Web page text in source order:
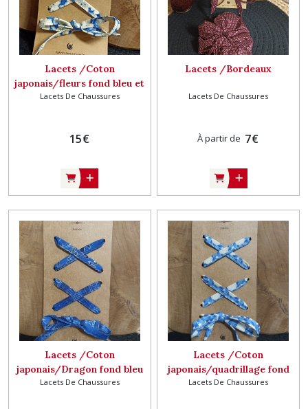
Lacets /Coton
japonais/fleurs fond bleu et
argent
Lacets De Chaussures
15€
Lacets /Bordeaux
Lacets De Chaussures
À partir de 7€
Lacets /Coton
japonais/Dragon fond bleu
et argent
Lacets De Chaussures
Lacets /Coton
japonais/quadrillage fond
bleu et argent
Lacets De Chaussures